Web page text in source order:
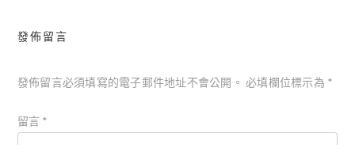
發佈留言
發佈留言必須填寫的電子郵件地址不會公開。 必填欄位標示為 *
留言 *